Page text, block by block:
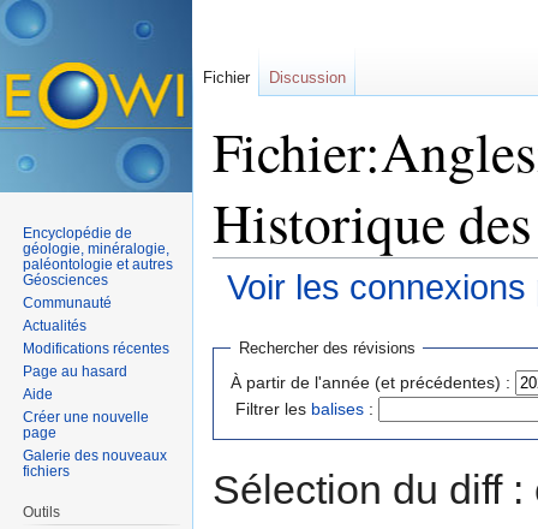
Historique
Voir les
Rechercher des révisions
À partir de l'année (et précédentes) :
Filtrer les balises :
Sélection du diff
Fichier Discussion
Encyclopédie de
géologie, minéralogie,
paléontologie et autres
Géosciences
Communauté
Actualités
Modifications récentes
Page au hasard
Aide
Créer une nouvelle
page
Galerie des nouveaux
fichiers
Outils